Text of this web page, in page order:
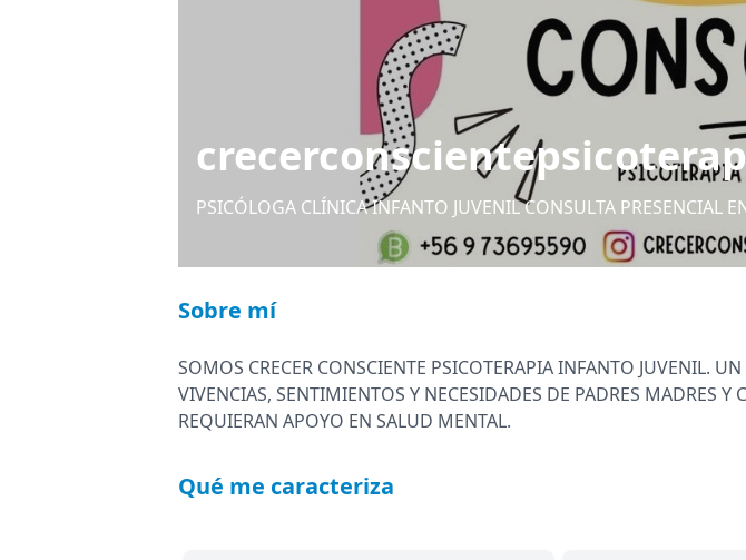
PSICÓLOGA CLÍNICA INFANTO JUVENIL CONSULTA PRESENCIAL
Sobre mí
SOMOS CRECER CONSCIENTE PSICOTERAPIA INFANTO JUVENIL.
VIVENCIAS, SENTIMIENTOS Y NECESIDADES DE PADRES MADRES
REQUIERAN APOYO EN SALUD MENTAL.
Qué me caracteriza